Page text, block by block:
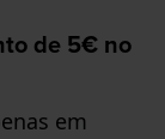
de 5€ no
em